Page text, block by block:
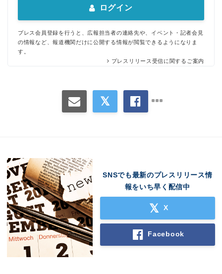
ログイン
プレス会員登録を行うと、広報担当者の連絡先や、イベント・記者会見
の情報など、報道機関だけに公開する情報が閲覧できるようになりま
す。
プレスリリース受信に関するご案内
SNSでも最新のプレスリリース情
報をいち早く配信中
X
Facebook
English